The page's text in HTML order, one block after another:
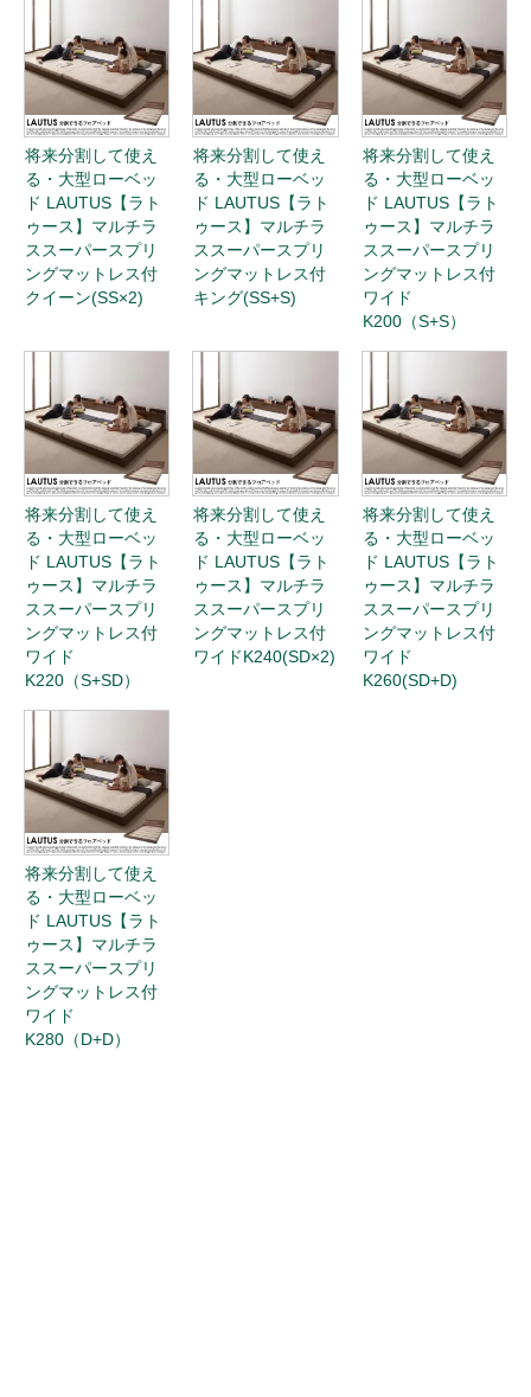
将来分割して使え
る・大型ローベッ
ド LAUTUS【ラト
ゥース】マルチラ
ススーパースプリ
ングマットレス付
クイーン(SS×2)
将来分割して使え
る・大型ローベッ
ド LAUTUS【ラト
ゥース】マルチラ
ススーパースプリ
ングマットレス付
キング(SS+S)
将来分割して使え
る・大型ローベッ
ド LAUTUS【ラト
ゥース】マルチラ
ススーパースプリ
ングマットレス付
ワイド
K200（S+S）
将来分割して使え
る・大型ローベッ
ド LAUTUS【ラト
ゥース】マルチラ
ススーパースプリ
ングマットレス付
ワイド
K220（S+SD）
将来分割して使え
る・大型ローベッ
ド LAUTUS【ラト
ゥース】マルチラ
ススーパースプリ
ングマットレス付
ワイドK240(SD×2)
将来分割して使え
る・大型ローベッ
ド LAUTUS【ラト
ゥース】マルチラ
ススーパースプリ
ングマットレス付
ワイド
K260(SD+D)
将来分割して使え
る・大型ローベッ
ド LAUTUS【ラト
ゥース】マルチラ
ススーパースプリ
ングマットレス付
ワイド
K280（D+D）